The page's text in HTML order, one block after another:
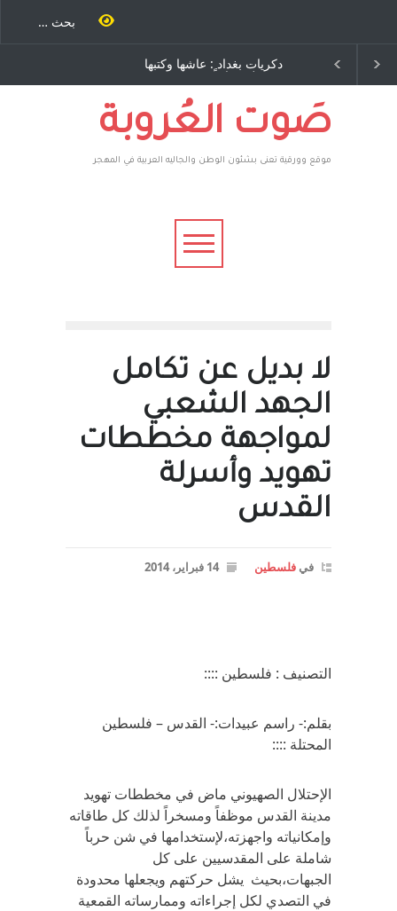
دكريات بغداد ٍ: عاشها وكتبها
:وليد رباح – نيوجرسي –
الولايات المتحدة الامريكية
طاحنة كتب
يوسف يقهر
صَوت العُروبة
موقع وورقية تعنى بشئون الوطن والجاليه العربية في المهجر
لا بديل عن تكامل
الجهد الشعبي
لمواجهة مخططات
تهويد وأسرلة
القدس
في فلسطين 14 فبراير، 2014
التصنيف : فلسطين ::::
بقلم:- راسم عبيدات:- القدس – فلسطين
المحتلة ::::
الإحتلال الصهيوني ماض في مخططات تهويد
مدينة القدس موظفاً ومسخراً لذلك كل طاقاته
وإمكانياته واجهزته،لإستخدامها في شن حرباً
شاملة على المقدسيين على كل
الجبهات،بحيث يشل حركتهم ويجعلها محدودة
في التصدي لكل إجراءاته وممارساته القمعية